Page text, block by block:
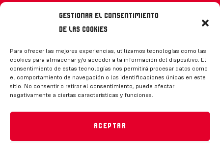
Gestionar el consentimiento
de las cookies
Para ofrecer las mejores experiencias, utilizamos tecnologías como las
cookies para almacenar y/o acceder a la información del dispositivo. El
consentimiento de estas tecnologías nos permitirá procesar datos como
el comportamiento de navegación o las identificaciones únicas en este
sitio. No consentir o retirar el consentimiento, puede afectar
negativamente a ciertas características y funciones.
Aceptar
Síguenos